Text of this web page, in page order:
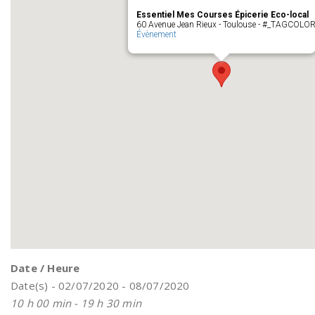
Essentiel Mes Courses Épicerie Eco-local
60 Avenue Jean Rieux - Toulouse - #_TAGCOLOR
Évènement
Date / Heure
Date(s) - 02/07/2020 - 08/07/2020
10 h 00 min - 19 h 30 min